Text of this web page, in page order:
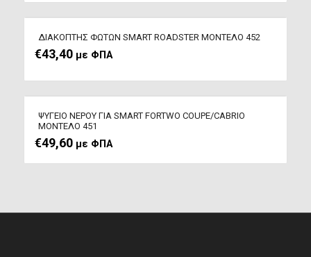
ΔΙΑΚΟΠΤΗΣ ΦΩΤΩΝ SMART ROADSTER ΜΟΝΤΕΛΟ 452
€43,40 με ΦΠΑ
ΨΥΓΕΙΟ ΝΕΡΟΥ ΓΙΑ SMART FORTWO COUPE/CABRIO
ΜΟΝΤΕΛΟ 451
€49,60 με ΦΠΑ